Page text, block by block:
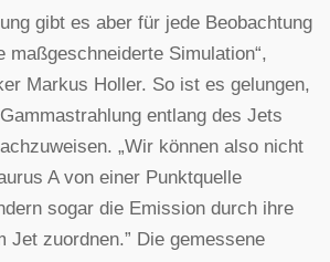
gibt es aber für jede Beobachtung
maßgeschneiderte Simulation“,
Markus Holler. So ist es gelungen,
entlang des Jets
„Wir können also nicht
A von einer Punktquelle
sogar die Emission durch ihre
Jet zuordnen.” Die gemessene